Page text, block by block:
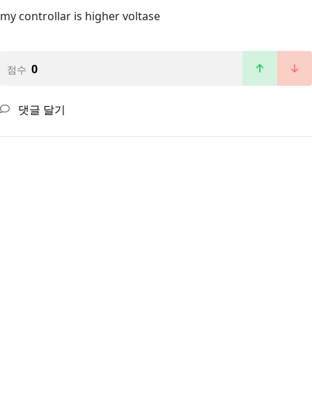
my controllar is higher voltase
점수 0
댓글 달기